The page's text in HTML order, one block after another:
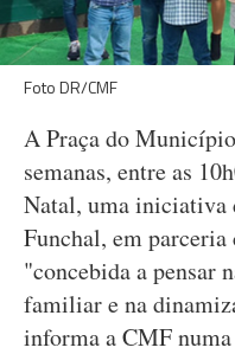
Foto DR/CMF
A Praça do
semanas, entre as
Natal, uma iniciativa
Funchal, em
"concebida a pensar
familiar e na
informa a CMF